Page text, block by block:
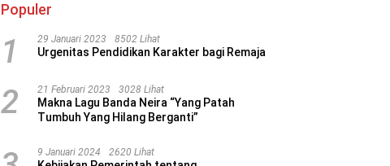
Populer
1 29 Januari 2023 8502 Lihat
Urgenitas Pendidikan Karakter bagi Remaja
2 21 Februari 2023 3028 Lihat
Makna Lagu Banda Neira “Yang Patah
Tumbuh Yang Hilang Berganti”
9 Januari 2024 2620 Lihat